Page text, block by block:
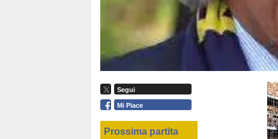
Segui
Mi Piace
Prossima partita